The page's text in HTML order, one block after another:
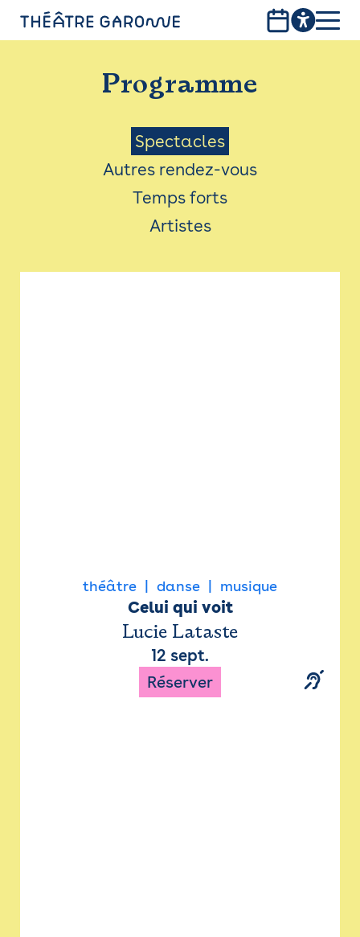
PROGRAMME
INFOS PRATIQUES
AVEC LES PUBLICS
ACCESSIBILITÉ
LES PRODUCTIONS
Programme
Menu
Saison
Spectacles
Autres rendez-vous
Temps forts
Artistes
théâtre danse musique
Celui qui voit
Lucie Lataste
12 sept.
Réserver